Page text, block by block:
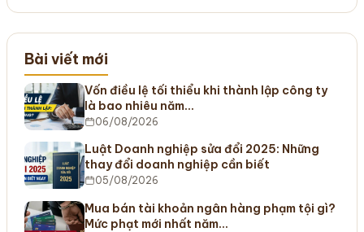
Bài viết mới
Vốn điều lệ tối thiểu khi thành lập công ty
là bao nhiêu năm…
06/08/2026
Luật Doanh nghiệp sửa đổi 2025: Những
thay đổi doanh nghiệp cần biết
05/08/2026
Mua bán tài khoản ngân hàng phạm tội gì?
Mức phạt mới nhất năm…